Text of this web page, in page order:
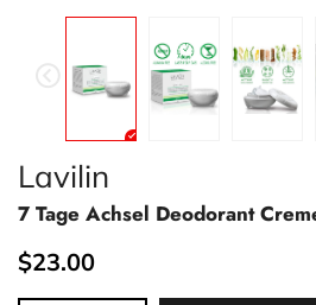
Lavilin
7 Tage Achsel Deodorant
$23.00